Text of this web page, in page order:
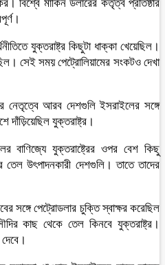
মার্কিন ডলারের কর্তৃত্ব প্রতিষ্ঠার
যুক্তরাষ্ট্র কিছুটা ধাক্কা খেয়েছিল।
সেই সময় পেট্রোলিয়ামের সংকটও দেখা
নেতৃত্বে আরব দেশগুলি ইসরাইলের সঙ্গে
দাঁড়িয়েছিল যুক্তরাষ্ট্র।
বাণিজ্যে যুক্তরাষ্ট্রের ওপর বেশ কিছু
তেল উৎপাদনকারী দেশগুলি। তাতে তাদের
সঙ্গে পেট্রোডলার চুক্তি স্বাক্ষর করেছিল
কাছ থেকে তেল কিনবে যুক্তরাষ্ট্র।